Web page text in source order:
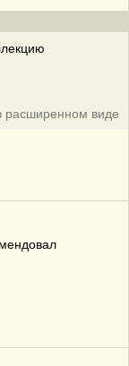
расширенном виде